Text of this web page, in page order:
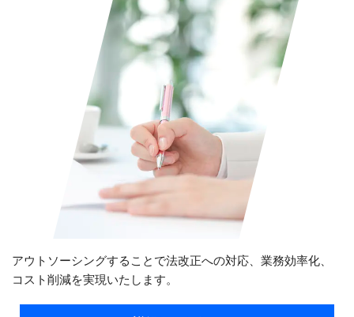
アウトソーシングすることで法改正への対応、業務効率化、
コスト削減を実現いたします。